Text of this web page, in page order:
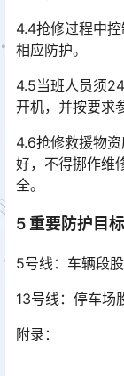
4.4抢修过程中
相应防护。
4.5当班人员须
开机，并按要求
4.6抢修救援物
好，不得挪作维
全。
5 重要防护目标
5号线：车辆段
13号线：停车场
附录：